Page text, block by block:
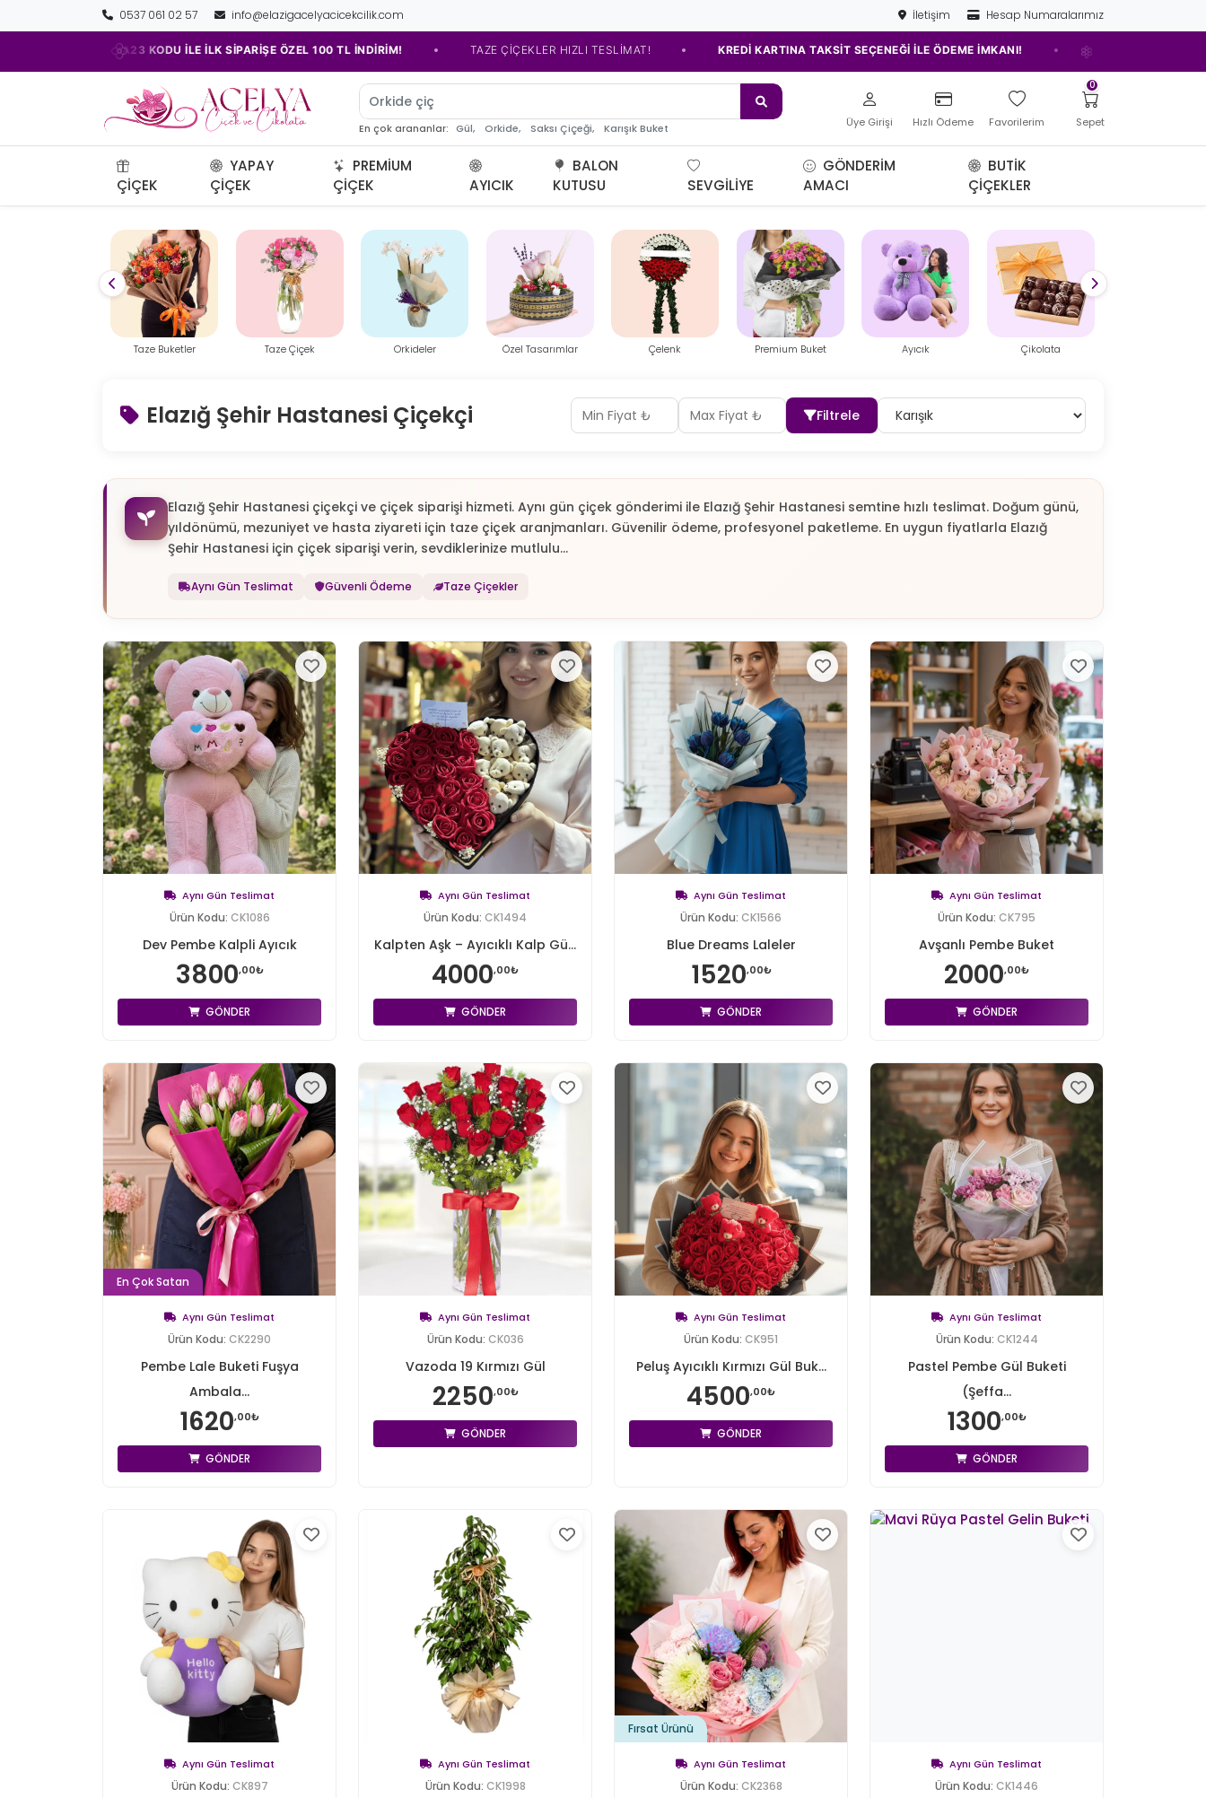
0537 061 02 57 info@elazigacelyacicekcilik.com İletişim Hesap Numaralarımız
KODU İLE İLK SİPARİŞE ÖZEL 100 TL İNDİRİM! • TAZE ÇİÇEKLER HIZLI TESLİMAT! • KREDİ KARTINA TAKSİT SEÇENEĞİ İLE ÖDEME İMKANI! • ELAZIĞ'IN EN İYİ ÇİÇEKÇİSİ!
Orkide çiçeği
En çok arananlar: Gül, Orkide, Saksı Çiçeği, Karışık Buket Üye Girişi Hızlı Ödeme Favorilerim Sepet
0
ÇIÇEK
YAPAY
ÇIÇEK
PREMIUM
ÇIÇEK
AYICIK
BALON
KUTUSU
SEVGILIYE
GÖNDERIM
AMACI
BUTIK
ÇIÇEKLER
Taze Çiçek Orkideler Özel Tasarımlar Çelenk Premium Buket Ayıcık Çikolata Mini Teraryum
Elazığ Şehir Hastanesi Çiçekçi Filtrele
Elazığ Şehir Hastanesi çiçekçi ve çiçek siparişi hizmeti. Aynı gün çiçek gönderimi ile Elazığ Şehir Hastanesi semtine hızlı teslimat. Doğum günü,
yıldönümü, mezuniyet ve hasta ziyareti için taze çiçek aranjmanları. Güvenilir ödeme, profesyonel paketleme. En uygun fiyatlarla Elazığ
Şehir Hastanesi için çiçek siparişi verin, sevdiklerinize mutlulu...
Aynı Gün Teslimat Güvenli Ödeme Taze Çiçekler
Aynı Gün Teslimat
Ürün Kodu: CK1086
Dev Pembe Kalpli Ayıcık
3800,00₺
GÖNDER
Aynı Gün Teslimat
Ürün Kodu: CK1494
Kalpten Aşk – Ayıcıklı Kalp Gü...
4000,00₺
GÖNDER
Aynı Gün Teslimat
Ürün Kodu: CK1566
Blue Dreams Laleler
1520,00₺
GÖNDER
Aynı Gün Teslimat
Ürün Kodu: CK795
Avşanlı Pembe Buket
2000,00₺
GÖNDER
En Çok Satan
Aynı Gün Teslimat
Ürün Kodu: CK2290
Pembe Lale Buketi Fuşya
Ambala...
1620,00₺
GÖNDER
Aynı Gün Teslimat
Ürün Kodu: CK036
Vazoda 19 Kırmızı Gül
2250,00₺
GÖNDER
Aynı Gün Teslimat
Ürün Kodu: CK951
Peluş Ayıcıklı Kırmızı Gül Buk...
4500,00₺
GÖNDER
Aynı Gün Teslimat
Ürün Kodu: CK1244
Pastel Pembe Gül Buketi
(Şeffa...
1300,00₺
GÖNDER
Aynı Gün Teslimat
Ürün Kodu: CK897
Aynı Gün Teslimat
Ürün Kodu: CK1998
Fırsat Ürünü
Aynı Gün Teslimat
Ürün Kodu: CK2368
Aynı Gün Teslimat
Ürün Kodu: CK1446